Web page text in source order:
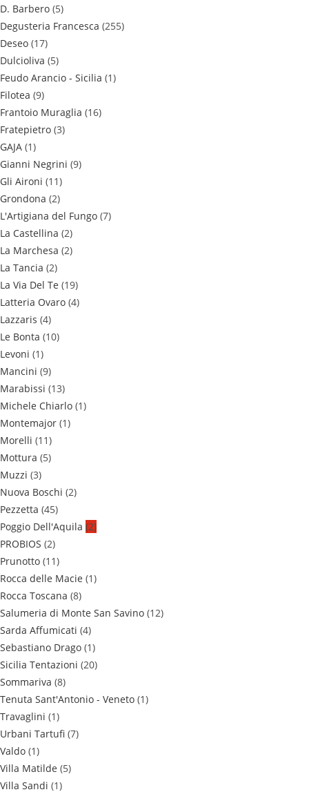
D. Barbero (5)
Degusteria Francesca (255)
Deseo (17)
Dulcioliva (5)
Feudo Arancio - Sicilia (1)
Filotea (9)
Frantoio Muraglia (16)
Fratepietro (3)
GAJA (1)
Gianni Negrini (9)
Gli Aironi (11)
Grondona (2)
L'Artigiana del Fungo (7)
La Castellina (2)
La Marchesa (2)
La Tancia (2)
La Via Del Te (19)
Latteria Ovaro (4)
Lazzaris (4)
Le Bonta (10)
Levoni (1)
Mancini (9)
Marabissi (13)
Michele Chiarlo (1)
Montemajor (1)
Morelli (11)
Mottura (5)
Muzzi (3)
Nuova Boschi (2)
Pezzetta (45)
Poggio Dell'Aquila (2)
PROBIOS (2)
Prunotto (11)
Rocca delle Macie (1)
Rocca Toscana (8)
Salumeria di Monte San Savino (12)
Sarda Affumicati (4)
Sebastiano Drago (1)
Sicilia Tentazioni (20)
Sommariva (8)
Tenuta Sant'Antonio - Veneto (1)
Travaglini (1)
Urbani Tartufi (7)
Valdo (1)
Villa Matilde (5)
Villa Sandi (1)